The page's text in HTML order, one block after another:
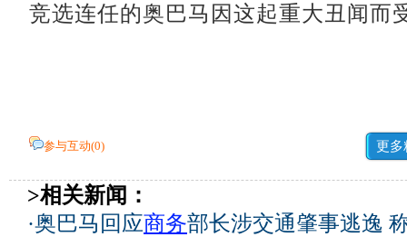
竞选连任的奥巴马因这起重大丑闻而
参与互动(0) 更多
>相关新闻：
·奥巴马回应商务部长涉交通肇事逃逸